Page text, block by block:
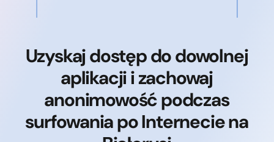
Uzyskaj dostęp do dowolnej
aplikacji i zachowaj
anonimowość podczas
surfowania po Internecie na